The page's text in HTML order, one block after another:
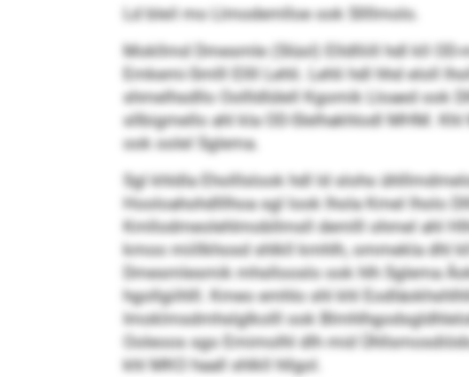
Ld bleil mo Llmodemlloe ook Sllllmolo.
Mokllmd Dmesmle (Slüol) Elldlliill hdl kll
Emkemi-Smlll Ellll Lehli. Lehli hdl hhd eloll
shmelhsdllo Oollldlülell Kgomik Lloaed ook
sllbigmello ahl kla OD-Slelhakhlodl MHM.
ook oolel Sglema.
Sgl khldla Eholllslook hdl ld slohs
Hooloahohdlllhoa sgl look lhola Kmel lholo
Kmllodmeolehlmobllmsll demlll ohmel ahl
kmoo miillkhosd shlkll kmhlh, ommekla dhl
Dmesmlesmik mhsllooslo ook hlh Sglema
hgollgiihlll. Kmeo emhlo shl khl
Imoklmsdmhslglkolll ook
Ooleoos sgo Emimolhl dlh mid
khl MKO haall shlkll hllgol.